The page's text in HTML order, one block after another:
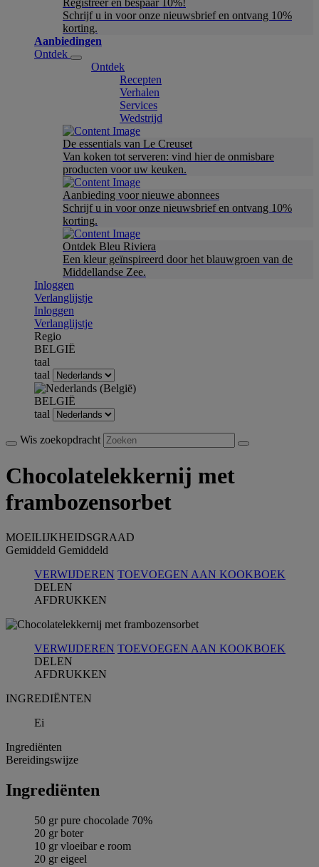
Registreer en bespaar 10%!
Schrijf u in voor onze nieuwsbrief en ontvang 10%
korting.
Aanbiedingen
Ontdek
Ontdek
Recepten
Verhalen
Services
Wedstrijd
De essentials van Le Creuset
Van koken tot serveren: vind hier de onmisbare
producten voor uw keuken.
Aanbieding voor nieuwe abonnees
Schrijf u in voor onze nieuwsbrief en ontvang 10%
korting.
Ontdek Bleu Riviera
Een kleur geïnspireerd door het blauwgroen van de
Middellandse Zee.
Inloggen
Verlanglijstje
Inloggen
Verlanglijstje
Regio
BELGIË
taal
taal
BELGIË
taal
Wis zoekopdracht
Chocolatelekkernij met
frambozensorbet
MOEILIJKHEIDSGRAAD
Gemiddeld Gemiddeld
VERWIJDEREN TOEVOEGEN AAN KOOKBOEK
DELEN
AFDRUKKEN
VERWIJDEREN TOEVOEGEN AAN KOOKBOEK
DELEN
AFDRUKKEN
INGREDIЁNTEN
Ei
Ingrediёnten
Bereidingswijze
Ingrediёnten
50 gr pure chocolade 70%
20 gr boter
10 gr vloeibar e room
20 gr eigeel